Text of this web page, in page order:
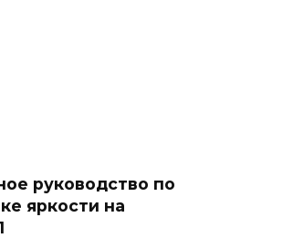
руководство по
яркости на